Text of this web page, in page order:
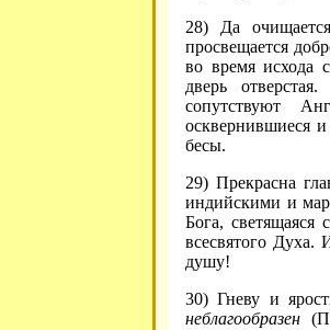
28) Да
просвещается
во время исхода
дверь
сопутствуют
осквернившиеся
бесы.
29) Прекрасна
индийскими и
Бога,
всесвятого Духа.
душу!
30) Гневу и
неблагообразен